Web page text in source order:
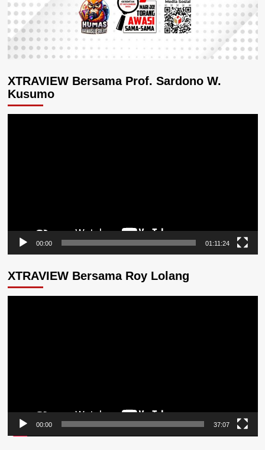
XTRAVIEW Bersama Prof. Sardono W.
Kusumo
00:00 01:11:24
XTRAVIEW Bersama Roy Lolang
00:00 37:07